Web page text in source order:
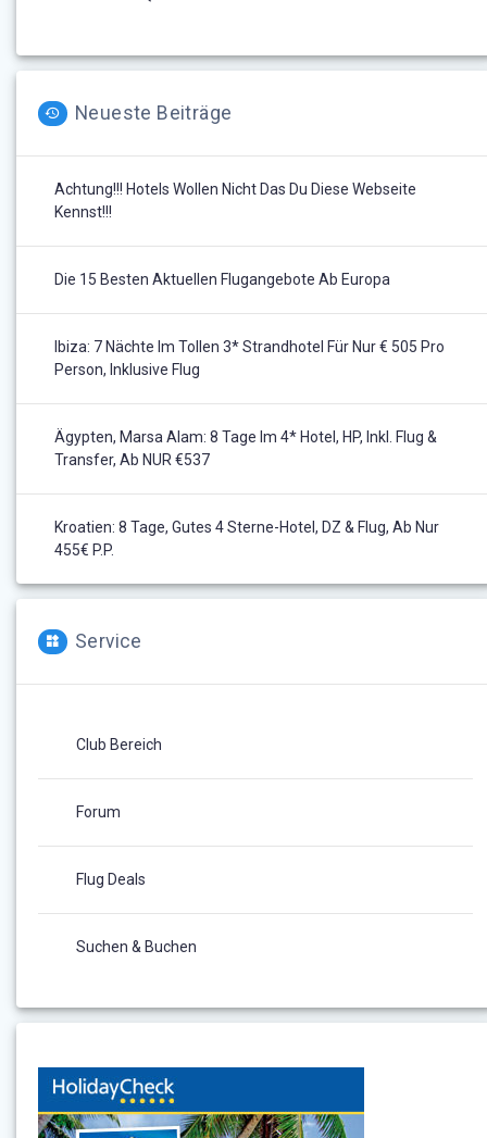
Neueste Beiträge
Achtung!!! Hotels Wollen Nicht Das Du Diese Webseite
Kennst!!!
Die 15 Besten Aktuellen Flugangebote Ab Europa
Ibiza: 7 Nächte Im Tollen 3* Strandhotel Für Nur € 505 Pro
Person, Inklusive Flug
Ägypten, Marsa Alam: 8 Tage Im 4* Hotel, HP, Inkl. Flug &
Transfer, Ab NUR €537
Kroatien: 8 Tage, Gutes 4 Sterne-Hotel, DZ & Flug, Ab Nur
455€ P.P.
Service
Club Bereich
Forum
Flug Deals
Suchen & Buchen